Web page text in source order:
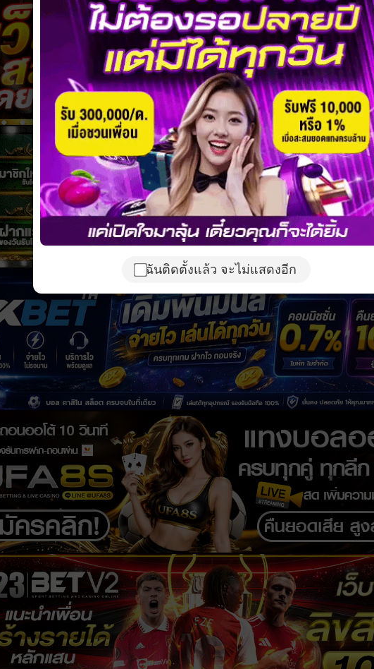
ฉันติดตั้งแล้ว จะไม่แสดงอีก